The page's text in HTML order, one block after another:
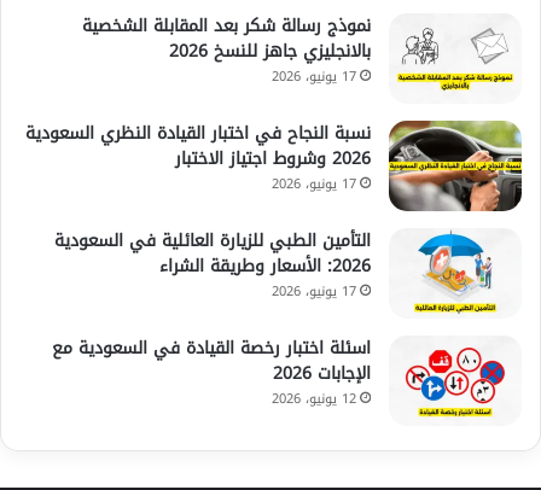
نموذج رسالة شكر بعد المقابلة الشخصية
بالانجليزي جاهز للنسخ 2026
17 يونيو، 2026
نسبة النجاح في اختبار القيادة النظري السعودية
2026 وشروط اجتياز الاختبار
17 يونيو، 2026
التأمين الطبي للزيارة العائلية في السعودية
2026: الأسعار وطريقة الشراء
17 يونيو، 2026
اسئلة اختبار رخصة القيادة في السعودية مع
الإجابات 2026
12 يونيو، 2026